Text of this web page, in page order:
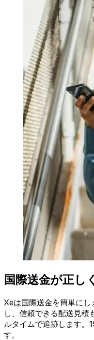
国際送金が正し
Xeは国際送金を簡単に
し、信頼できる配送見積
ルタイムで追跡します。
す。